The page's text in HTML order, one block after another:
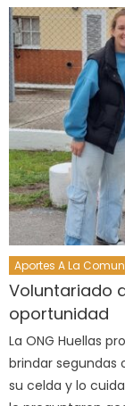
Aportes A La
Voluntariado
oportunidad
La ONG Huellas
brindar segundas
su celda y lo